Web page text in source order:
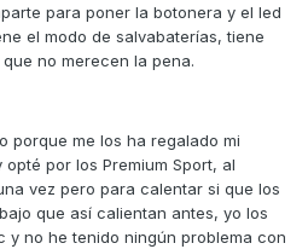
para poner la botonera y el led
el modo de salvabaterías, tiene
no merecen la pena.
porque me los ha regalado mi
por los Premium Sport, al
vez pero para calentar si que los
que así calientan antes, yo los
y no he tenido ningún problema con